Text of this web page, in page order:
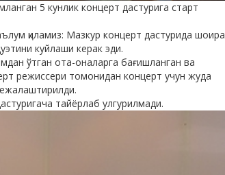
5 кунлик концерт дастурига старт
қиламиз: Мазкур концерт дастурида шоира
куйлаши керак эди.
ўтган ота-оналарга бағишланган ва
режиссери томонидан концерт учун жуда
тайёрлаб улгурилмади.